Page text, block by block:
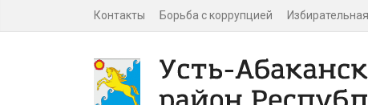
Контакты Борьба с коррупцией